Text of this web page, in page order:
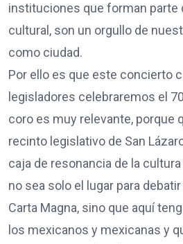
instituciones que forman parte
cultural, son un orgullo de
como ciudad.
Por ello es que este concierto
legisladores celebraremos el
coro es muy relevante, porque
recinto legislativo de San
caja de resonancia de la
no sea solo el lugar para
Carta Magna, sino que aquí
los mexicanos y mexicanas y